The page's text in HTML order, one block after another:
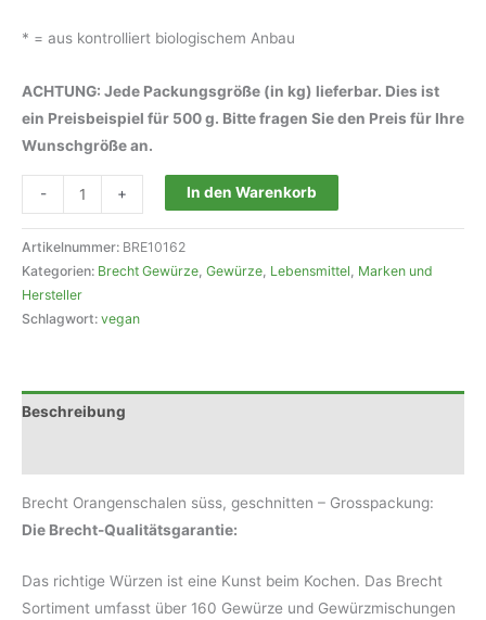
* = aus kontrolliert biologischem Anbau
ACHTUNG: Jede Packungsgröße (in kg) lieferbar. Dies ist
ein Preisbeispiel für 500 g. Bitte fragen Sie den Preis für Ihre
Wunschgröße an.
-
Orangenschalen
süss,
geschnitten
-
Grosspackung
+ In den Warenkorb
Artikelnummer: BRE10162
Kategorien: Brecht Gewürze, Gewürze, Lebensmittel, Marken und
Hersteller
Schlagwort: vegan
Beschreibung
Brecht Orangenschalen süss, geschnitten – Grosspackung:
Die Brecht-Qualitätsgarantie:
Das richtige Würzen ist eine Kunst beim Kochen. Das Brecht
Sortiment umfasst über 160 Gewürze und Gewürzmischungen